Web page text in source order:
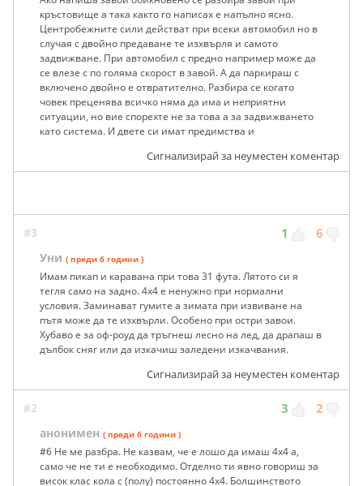
кръстовище а така както го написах е напълно ясно.
Центробежните сили действат при всеки автомобил но в
случая с двойно предаване те изхвърля и самото
задвижване. При автомобил с предно например може да
се влезе с по голяма скорост в завой. А да паркираш с
включено двойно е отвратително. Разбира се когато
човек преценява всичко няма да има и неприятни
ситуации, но вие спорехте не за това а за задвижването
като система. И двете си имат предимства и
Сигнализирай за неуместен коментар
#3 1 6
Уни ( преди 6 години )
Имам пикап и каравана при това 31 фута. Лятото си я
тегля само на задно. 4x4 е ненужно при нормални
условия. Заминават гумите а зимата при извиване на
пътя може да те изхвърли. Особено при остри завои.
Хубаво е за оф-роуд да тръгнеш лесно на лед, да драпаш в
дълбок сняг или да изкачиш заледени изкачвания.
Сигнализирай за неуместен коментар
#2 3 2
анонимен ( преди 6 години )
#6 Не ме разбра. Не казвам, че е лошо да имаш 4х4 а,
само че не ти е необходимо. Отделно ти явно говориш за
висок клас кола с (полу) постоянно 4х4. Болшинството